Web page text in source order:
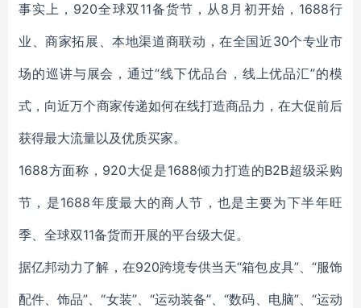
事实上，920全球双11备货节，从8月初开始，1688行
业、商家拓展、本地渠道商联动，在全国近30个专业市
场的巡讲与展会，通过“线下优品台，线上优品汇”的模
式，向近万个商家传递如何在线打造商品力，在大促前后
获得最大流量以及优质买家。
1688方面称，920大促是1688倾力打造的B2B超级采购
节，是1688年度最大的商人节，也是主要为下半年旺
季、全球双11备货而开展的平台级大促。
据亿邦动力了解，在920跨境专供当天“箱包皮具”、“服饰
配件、饰品”、“女装”、“运动装备”、“数码、电脑”、“运动